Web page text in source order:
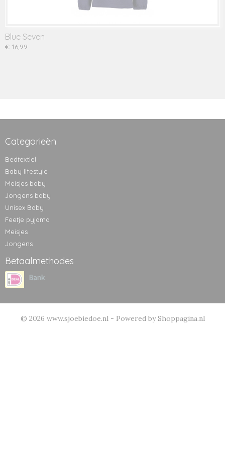
Blue Seven
€ 16,99
Categorieën
Bedtextiel
Baby lifestyle
Meisjes baby
Jongens baby
Unisex Baby
Feetje pyjama
Meisjes
Jongens
Betaalmethodes
© 2026 www.sjoebiedoe.nl - Powered by Shoppagina.nl